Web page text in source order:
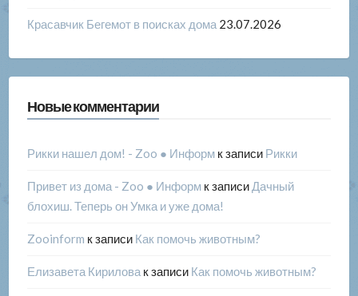
Красавчик Бегемот в поисках дома 23.07.2026
Новые комментарии
Рикки нашел дом! - Zoo ● Информк записи Рикки
Привет из дома - Zoo ● Информк записи Дачный
блохиш. Теперь он Умка и уже дома!
Zooinform к записи Как помочь животным?
Елизавета Кириловак записи Как помочь животным?